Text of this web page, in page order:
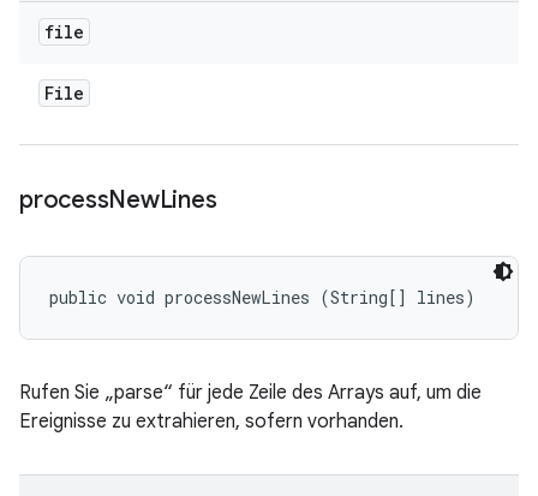
file
File
processNewLines
public void processNewLines (String[] lines)
Rufen Sie „parse“ für jede Zeile des Arrays auf, um die
Ereignisse zu extrahieren, sofern vorhanden.